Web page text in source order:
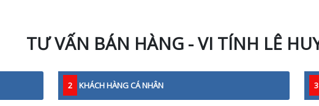
TƯ VẤN BÁN HÀNG - VI TÍNH LÊ
2 KHÁCH HÀNG CÁ NHÂN 3